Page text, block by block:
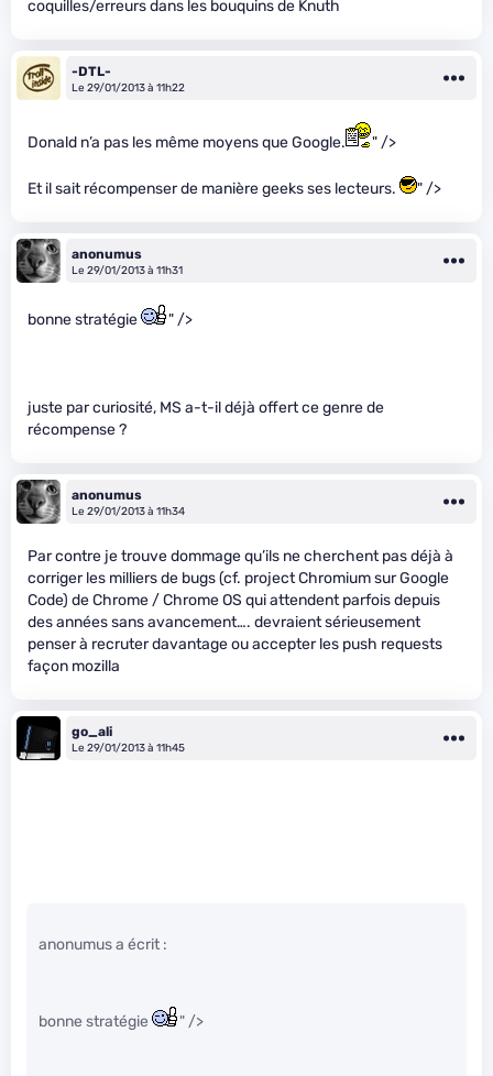
coquilles/erreurs dans les bouquins de Knuth
-DTL-
Le 29/01/2013 à 11h22
Donald n’a pas les même moyens que Google. " />
Et il sait récompenser de manière geeks ses lecteurs. " />
anonumus
Le 29/01/2013 à 11h31
bonne stratégie " />
juste par curiosité, MS a-t-il déjà offert ce genre de
récompense ?
anonumus
Le 29/01/2013 à 11h34
Par contre je trouve dommage qu’ils ne cherchent pas déjà à
corriger les milliers de bugs (cf. project Chromium sur Google
Code) de Chrome / Chrome OS qui attendent parfois depuis
des années sans avancement…. devraient sérieusement
penser à recruter davantage ou accepter les push requests
façon mozilla
go_ali
Le 29/01/2013 à 11h45
anonumus a écrit :
bonne stratégie " />